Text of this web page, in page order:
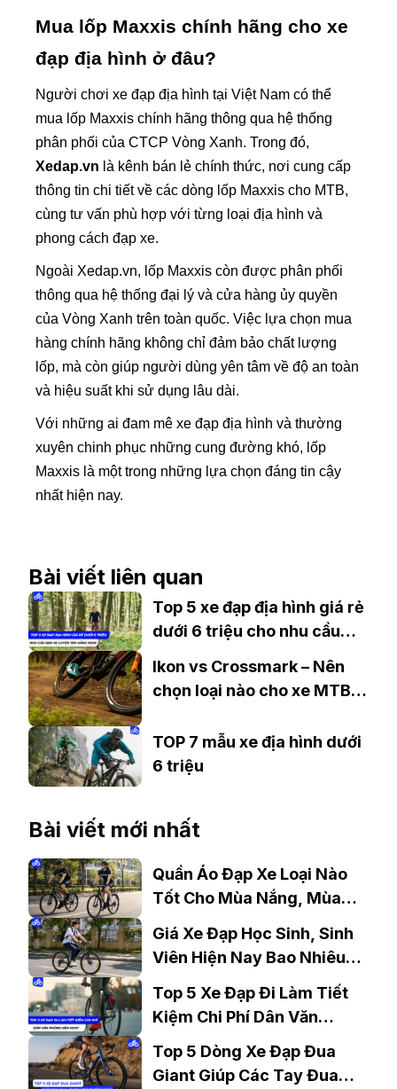
Mua lốp Maxxis chính hãng cho xe
đạp địa hình ở đâu?
Người chơi xe đạp địa hình tại Việt Nam có thể
mua lốp Maxxis chính hãng thông qua hệ thống
phân phối của CTCP Vòng Xanh. Trong đó,
Xedap.vn là kênh bán lẻ chính thức, nơi cung cấp
thông tin chi tiết về các dòng lốp Maxxis cho MTB,
cùng tư vấn phù hợp với từng loại địa hình và
phong cách đạp xe.
Ngoài Xedap.vn, lốp Maxxis còn được phân phối
thông qua hệ thống đại lý và cửa hàng ủy quyền
của Vòng Xanh trên toàn quốc. Việc lựa chọn mua
hàng chính hãng không chỉ đảm bảo chất lượng
lốp, mà còn giúp người dùng yên tâm về độ an toàn
và hiệu suất khi sử dụng lâu dài.
Với những ai đam mê xe đạp địa hình và thường
xuyên chinh phục những cung đường khó, lốp
Maxxis là một trong những lựa chọn đáng tin cậy
nhất hiện nay.
Bài viết liên quan
Top 5 xe đạp địa hình giá rẻ
dưới 6 triệu cho nhu cầu
đạp xe tập luyện hàng ngày
Ikon vs Crossmark – Nên
chọn loại nào cho xe MTB
TOP 7 mẫu xe địa hình dưới
6 triệu
Bài viết mới nhất
Quần Áo Đạp Xe Loại Nào
Tốt Cho Mùa Nắng, Mùa
Giá Xe Đạp Học Sinh, Sinh
Viên Hiện Nay Bao Nhiêu?
Top 5 Xe Đạp Đi Làm Tiết
Kiệm Chi Phí Dân Văn
Phòng Nên Mua?
Top 5 Dòng Xe Đạp Đua
Giant Giúp Các Tay Đua